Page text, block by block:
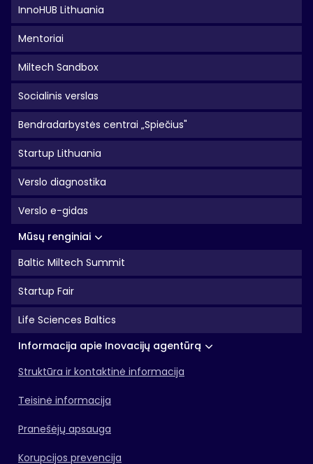
InnoHUB Lithuania
Mentoriai
Miltech Sandbox
Socialinis verslas
Bendradarbystės centrai „Spiečius"
Startup Lithuania
Verslo diagnostika
Verslo e-gidas
Mūsų renginiai
Baltic Miltech Summit
Startup Fair
Life Sciences Baltics
Informacija apie Inovacijų agentūrą
Struktūra ir kontaktinė informacija
Teisinė informacija
Pranešėjų apsauga
Korupcijos prevencija